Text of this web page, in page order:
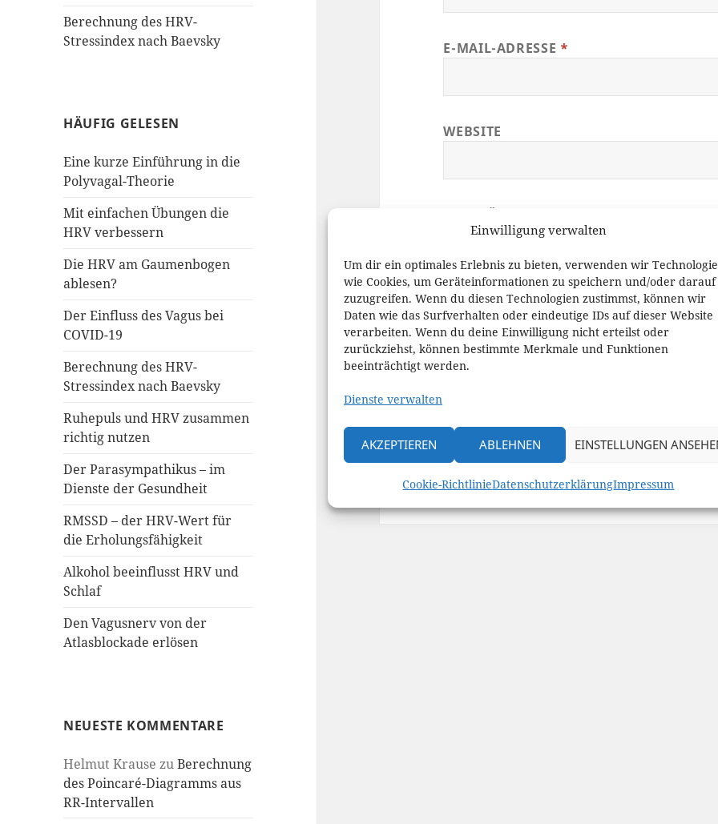
Einwilligung verwalten
Um dir ein optimales Erlebnis zu bieten, verwenden wir
wie Cookies, um Geräteinformationen zu speichern und/oder darauf
zuzugreifen. Wenn du diesen Technologien zustimmst, können wir
Daten wie das Surfverhalten oder eindeutige IDs auf dieser Website
verarbeiten. Wenn du deine Einwilligung nicht erteilst oder
zurückziehst, können bestimmte Merkmale und Funktionen
beeinträchtigt werden.
Dienste verwalten
AKZEPTIEREN ABLEHNEN EINSTELLUNGEN
Cookie-RichtlinieDatenschutzerklärungImpressum
Berechnung des HRV-
Stressindex nach Baevsky
HÄUFIG GELESEN
Eine kurze Einführung in die
Polyvagal-Theorie
Mit einfachen Übungen die
HRV verbessern
Die HRV am Gaumenbogen
ablesen?
Der Einfluss des Vagus bei
COVID-19
Berechnung des HRV-
Stressindex nach Baevsky
Ruhepuls und HRV zusammen
richtig nutzen
Der Parasympathikus – im
Dienste der Gesundheit
RMSSD – der HRV-Wert für
die Erholungsfähigkeit
Alkohol beeinflusst HRV und
Schlaf
Den Vagusnerv von der
Atlasblockade erlösen
NEUESTE KOMMENTARE
Helmut Krause zuBerechnung
des Poincaré-Diagramms aus
RR-Intervallen
E-MAIL-ADRESSE *
WEBSITE
Beitragsnavigation
VERÖFFENTLICHT IN
Über mich